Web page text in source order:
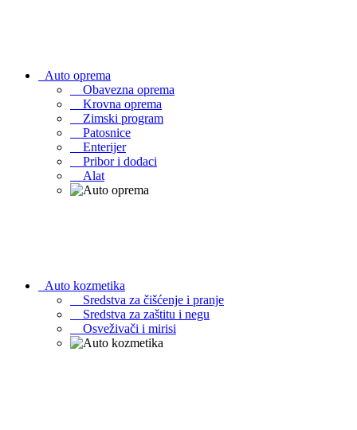
Auto oprema
Obavezna oprema
Krovna oprema
Zimski program
Patosnice
Enterijer
Pribor i dodaci
Alat
Auto kozmetika
Sredstva za čišćenje i pranje
Sredstva za zaštitu i negu
Osveživači i mirisi